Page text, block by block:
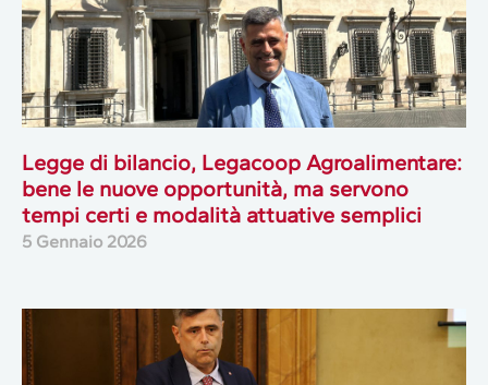
Legge di bilancio, Legacoop Agroalimentare:
bene le nuove opportunità, ma servono
tempi certi e modalità attuative semplici
5 Gennaio 2026